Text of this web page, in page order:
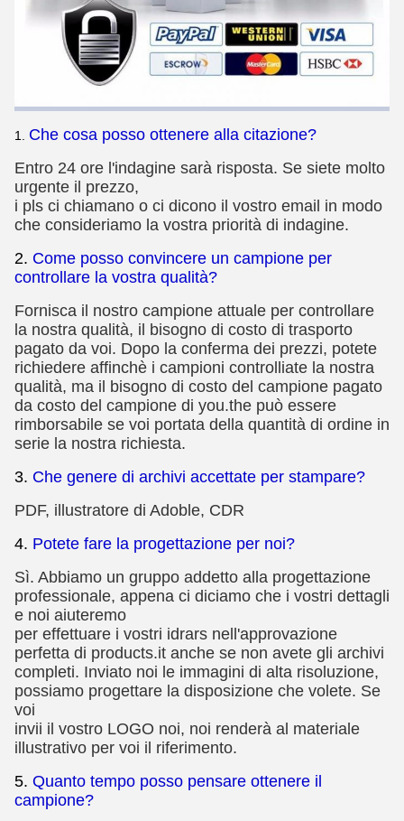
1. Che cosa posso ottenere alla citazione?
Entro 24 ore l'indagine sarà risposta. Se siete molto
urgente il prezzo,
i pls ci chiamano o ci dicono il vostro email in modo
che consideriamo la vostra priorità di indagine.
2. Come posso convincere un campione per
controllare la vostra qualità?
Fornisca il nostro campione attuale per controllare
la nostra qualità, il bisogno di costo di trasporto
pagato da voi. Dopo la conferma dei prezzi, potete
richiedere affinchè i campioni controlliate la nostra
qualità, ma il bisogno di costo del campione pagato
da costo del campione di you.the può essere
rimborsabile se voi portata della quantità di ordine in
serie la nostra richiesta.
3. Che genere di archivi accettate per stampare?
PDF, illustratore di Adoble, CDR
4. Potete fare la progettazione per noi?
Sì. Abbiamo un gruppo addetto alla progettazione
professionale, appena ci diciamo che i vostri dettagli
e noi aiuteremo
per effettuare i vostri idrars nell'approvazione
perfetta di products.it anche se non avete gli archivi
completi. Inviato noi le immagini di alta risoluzione,
possiamo progettare la disposizione che volete. Se
voi
invii il vostro LOGO noi, noi renderà al materiale
illustrativo per voi il riferimento.
5. Quanto tempo posso pensare ottenere il
campione?